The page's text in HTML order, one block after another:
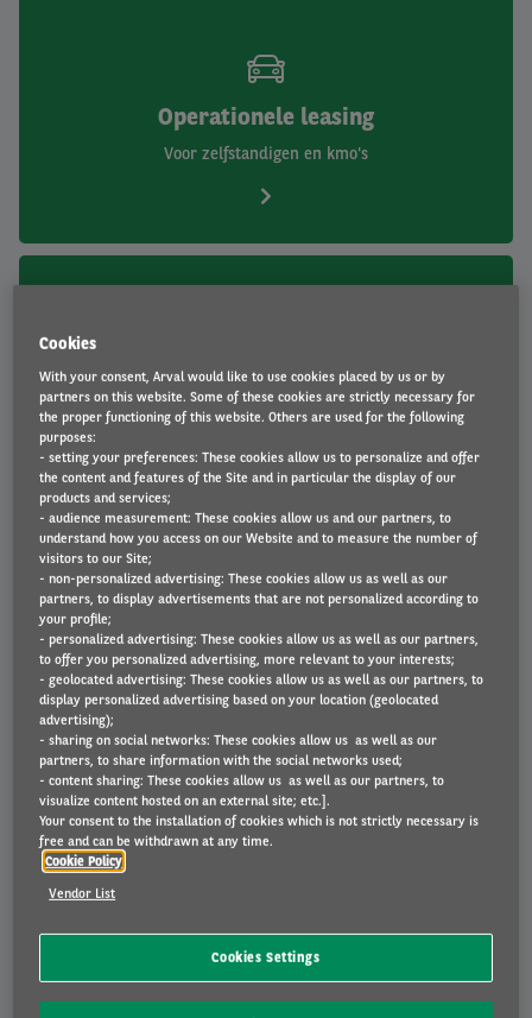
Operationele leasing
Voor zelfstandigen en kmo's
Private leasing
Alle voordelen van een leasewagen als particulier
Mobility Management
Van auto naar mobieler met Arval
Tweedehands
Cookies
With your consent, Arval would like to use cookies placed by us or by
partners on this website. Some of these cookies are strictly necessary for
the proper functioning of this website. Others are used for the following
purposes:
- setting your preferences: These cookies allow us to personalize and offer
the content and features of the Site and in particular the display of our
products and services;
- audience measurement: These cookies allow us and our partners, to
understand how you access on our Website and to measure the number of
visitors to our Site;
- non-personalized advertising: These cookies allow us as well as our
partners, to display advertisements that are not personalized according to
your profile;
- personalized advertising: These cookies allow us as well as our partners,
to offer you personalized advertising, more relevant to your interests;
- geolocated advertising: These cookies allow us as well as our partners, to
display personalized advertising based on your location (geolocated
advertising);
- sharing on social networks: These cookies allow us as well as our
partners, to share information with the social networks used;
- content sharing: These cookies allow us as well as our partners, to
visualize content hosted on an external site; etc.].
Your consent to the installation of cookies which is not strictly necessary is
free and can be withdrawn at any time.
Cookie Policy
Vendor List
Cookies Settings